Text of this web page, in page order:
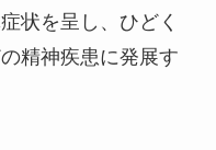
状を呈し、ひどく
精神疾患に発展す